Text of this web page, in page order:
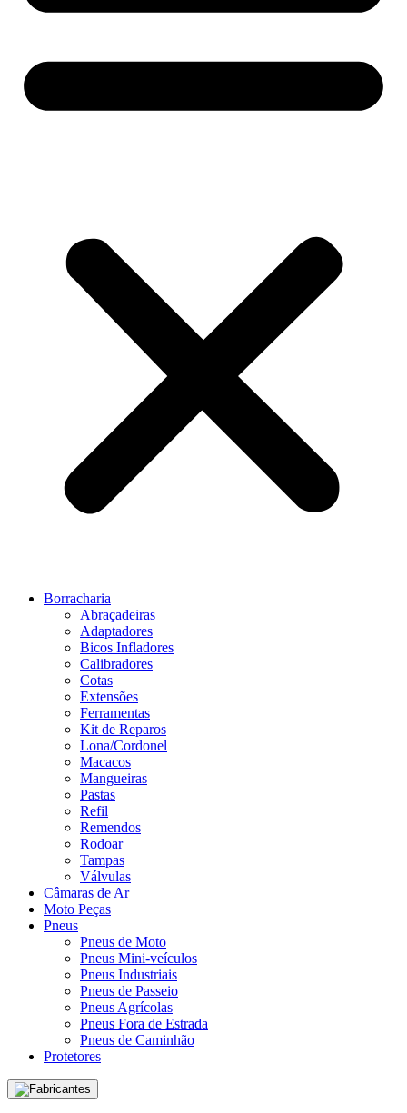
Borracharia
Abraçadeiras
Adaptadores
Bicos Infladores
Calibradores
Cotas
Extensões
Ferramentas
Kit de Reparos
Lona/Cordonel
Macacos
Mangueiras
Pastas
Refil
Remendos
Rodoar
Tampas
Válvulas
Câmaras de Ar
Moto Peças
Pneus
Pneus de Moto
Pneus Mini-veículos
Pneus Industriais
Pneus de Passeio
Pneus Agrícolas
Pneus Fora de Estrada
Pneus de Caminhão
Protetores
Fabricantes